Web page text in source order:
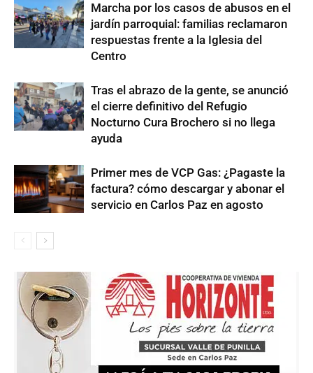
Marcha por los casos de abusos en el
jardín parroquial: familias reclamaron
respuestas frente a la Iglesia del
Centro
Tras el abrazo de la gente, se anunció
el cierre definitivo del Refugio
Nocturno Cura Brochero si no llega
ayuda
Primer mes de VCP Gas: ¿Pagaste la
factura? cómo descargar y abonar el
servicio en Carlos Paz en agosto